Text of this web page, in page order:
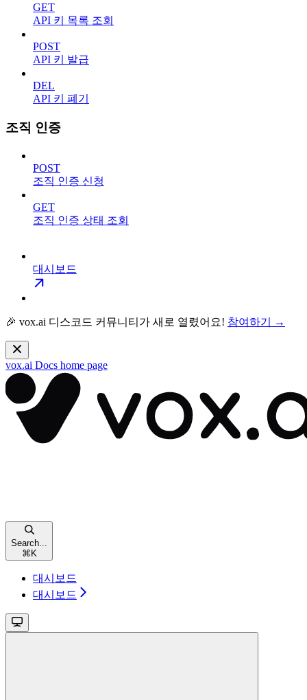
GET
API 키 목록 조회
POST
API 키 발급
DEL
API 키 폐기
조직 인증
POST
조직 인증 신청
GET
조직 인증 상태 조회
대시보드
🎉 vox.ai 디스코드 커뮤니티가 새로 열렸어요! 참여하기 →
vox.ai Docs home page
Search...
⌘ K
대시보드
대시보드